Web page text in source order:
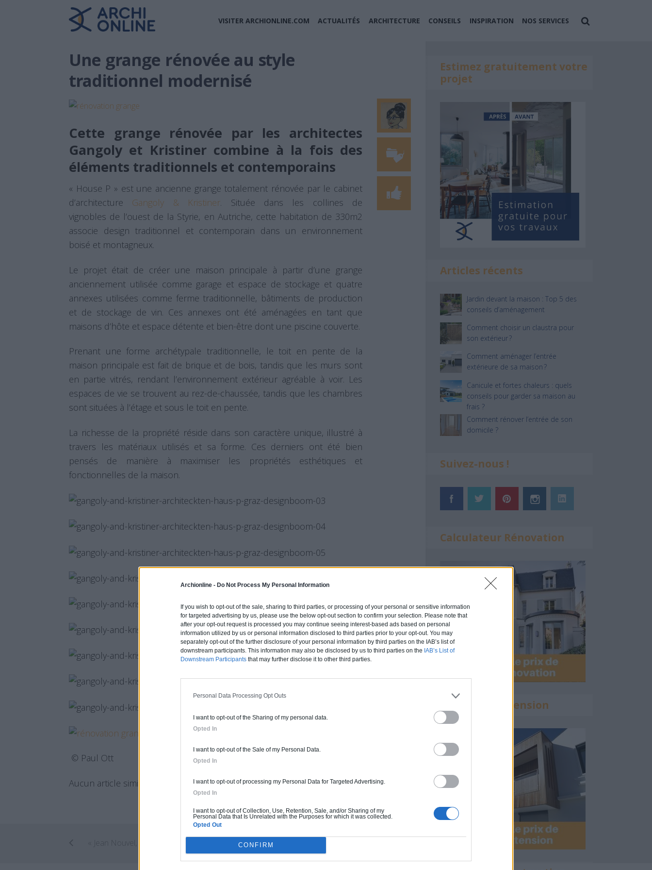
Archionline - Do Not Process My Personal Information
If you wish to opt-out of the sale, sharing to third parties, or processing of your personal or sensitive information
for targeted advertising by us, please use the below opt-out section to confirm your selection. Please note that
after your opt-out request is processed you may continue seeing interest-based ads based on personal
information utilized by us or personal information disclosed to third parties prior to your opt-out. You may
separately opt-out of the further disclosure of your personal information by third parties on the IAB’s list of
downstream participants. This information may also be disclosed by us to third parties on the IAB’s List of
Downstream Participants that may further disclose it to other third parties.
Personal Data Processing Opt Outs
I want to opt-out of the Sharing of my personal data.
Opted In
I want to opt-out of the Sale of my Personal Data.
Opted In
I want to opt-out of processing my Personal Data for Targeted Advertising.
Opted In
I want to opt-out of Collection, Use, Retention, Sale, and/or Sharing of my
Personal Data that Is Unrelated with the Purposes for which it was collected.
Opted Out
CONFIRM
VISITER ARCHIONLINE.COM ACTUALITÉS ARCHITECTURE CONSEILS INSPIRATION NOS SERVICES
Une grange rénovée au style
traditionnel modernisé
Cette grange rénovée par les architectes
Gangoly et Kristiner combine à la fois des
éléments traditionnels et contemporains
« House P » est une ancienne grange totalement rénovée par le cabinet
d’architecture Gangoly & Kristiner. Située dans les collines de
vignobles de l’ouest de la Styrie, en Autriche, cette habitation de 330m2
associe design traditionnel et contemporain dans un environnement
boisé et montagneux.
Le projet était de créer une maison principale à partir d’une grange
anciennement utilisée comme garage et espace de stockage et quatre
annexes utilisées comme ferme traditionnelle, bâtiments de production
et de stockage de vin. Ces annexes ont été aménagées en tant que
maisons d’hôte et espace détente et bien-être dont une piscine couverte.
Prenant une forme archétypale traditionnelle, le toit en pente de la
maison principale est fait de brique et de bois, tandis que les murs sont
en partie vitrés, rendant l’environnement extérieur agréable à voir. Les
espaces de vie se trouvent au rez-de-chaussée, tandis que les chambres
sont situées à l’étage et sous le toit en pente.
La richesse de la propriété réside dans son caractère unique, illustré à
travers les matériaux utilisés et sa forme. Ces derniers ont été bien
pensés de manière à maximiser les propriétés esthétiques et
fonctionnelles de la maison.
© Paul Ott
Aucun article similaire.
Estimez gratuitement votre
projet
Articles récents
Jardin devant la maison : Top 5 des
conseils d’aménagement
Comment choisir un claustra pour
son extérieur ?
Comment aménager l’entrée
extérieure de sa maison ?
Canicule et fortes chaleurs : quels
conseils pour garder sa maison au
frais ?
Comment rénover l’entrée de son
domicile ?
Suivez-nous !
Calculateur Rénovation
Calculette Extension